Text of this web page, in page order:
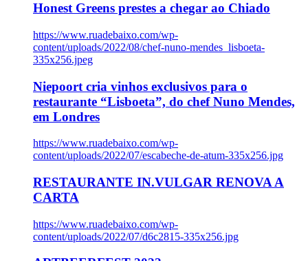
Honest Greens prestes a chegar ao Chiado
https://www.ruadebaixo.com/wp-
content/uploads/2022/08/chef-nuno-mendes_lisboeta-
335x256.jpeg
Niepoort cria vinhos exclusivos para o
restaurante “Lisboeta”, do chef Nuno Mendes,
em Londres
https://www.ruadebaixo.com/wp-
content/uploads/2022/07/escabeche-de-atum-335x256.jpg
RESTAURANTE IN.VULGAR RENOVA A
CARTA
https://www.ruadebaixo.com/wp-
content/uploads/2022/07/d6c2815-335x256.jpg